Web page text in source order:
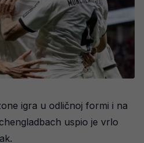
igra u odličnoj formi i na
uspio je vrlo